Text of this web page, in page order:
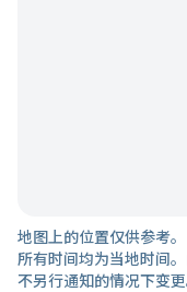
地图上的位置仅供参考。
所有时间均为当地时间
不另行通知的情况下变更